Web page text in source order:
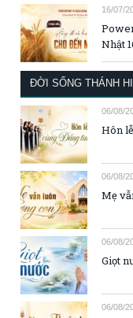
16/07/
Nhật
ĐỜI SỐNG THÁNH
06/08/
Hôn
06/08/
Mẹ
06/08/
Giọt
06/08/